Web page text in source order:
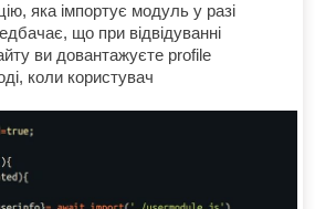
яка імпортує модуль у разі
що при відвідуванні
ви довантажуєте profile
коли користувач